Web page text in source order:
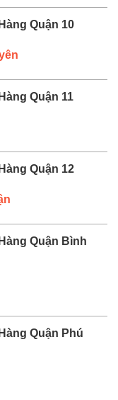
Quận 10
Quận 11
Quận 12
Quận Bình
Quận Phú